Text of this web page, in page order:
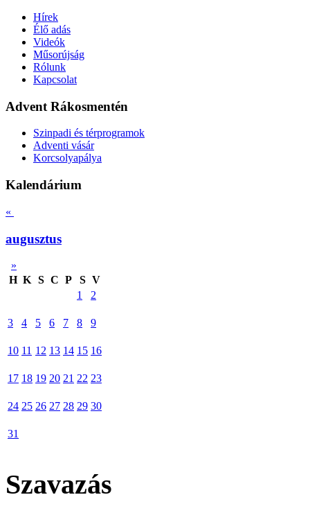
Hírek
Élő adás
Videók
Műsorújság
Rólunk
Kapcsolat
Advent Rákosmentén
Szinpadi és térprogramok
Adventi vásár
Korcsolyapálya
Kalendárium
«
augusztus
»
H K S C P S V
1
2
3 4 5 6 7 8 9
10 11 12 13 14 15 16
17 18 19 20 21 22 23
24 25 26 27 28 29 30
31
Szavazás